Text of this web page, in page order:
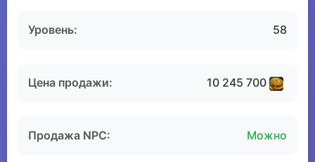
Уровень: 58
Цена продажи: 10 245 700
Продажа NPC: Можно